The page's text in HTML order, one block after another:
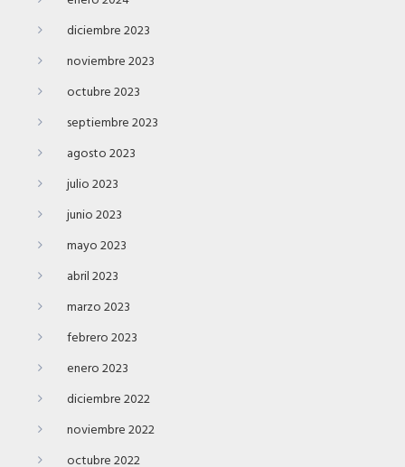
diciembre 2023
noviembre 2023
octubre 2023
septiembre 2023
agosto 2023
julio 2023
junio 2023
mayo 2023
abril 2023
marzo 2023
febrero 2023
enero 2023
diciembre 2022
noviembre 2022
octubre 2022